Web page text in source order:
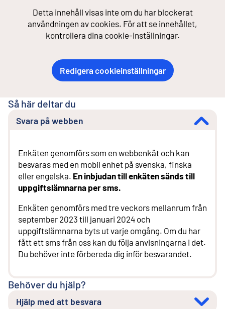
Detta innehåll visas inte om du har blockerat
användningen av cookies. För att se innehållet,
kontrollera dina cookie-inställningar.
Redigera cookieinställningar
Så här deltar du
Svara på webben
Enkäten genomförs som en webbenkät och kan
besvaras med en mobil enhet på svenska, finska
eller engelska. En inbjudan till enkäten sänds till
uppgiftslämnarna per sms.
Enkäten genomförs med tre veckors mellanrum från
september 2023 till januari 2024 och
uppgiftslämnarna byts ut varje omgång. Om du har
fått ett sms från oss kan du följa anvisningarna i det.
Du behöver inte förbereda dig inför besvarandet.
Behöver du hjälp?
Hjälp med att besvara